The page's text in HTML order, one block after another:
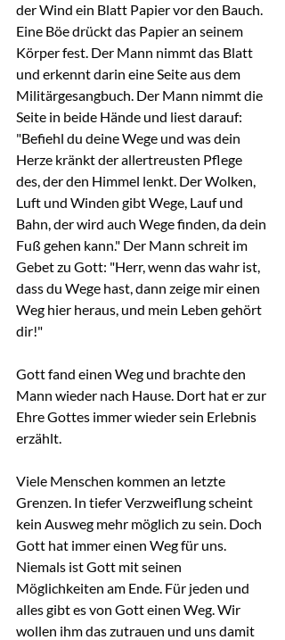
der Wind ein Blatt Papier vor den Bauch.
Eine Böe drückt das Papier an seinem
Körper fest. Der Mann nimmt das Blatt
und erkennt darin eine Seite aus dem
Militärgesangbuch. Der Mann nimmt die
Seite in beide Hände und liest darauf:
"Befiehl du deine Wege und was dein
Herze kränkt der allertreusten Pflege
des, der den Himmel lenkt. Der Wolken,
Luft und Winden gibt Wege, Lauf und
Bahn, der wird auch Wege finden, da dein
Fuß gehen kann." Der Mann schreit im
Gebet zu Gott: "Herr, wenn das wahr ist,
dass du Wege hast, dann zeige mir einen
Weg hier heraus, und mein Leben gehört
dir!"
Gott fand einen Weg und brachte den
Mann wieder nach Hause. Dort hat er zur
Ehre Gottes immer wieder sein Erlebnis
erzählt.
Viele Menschen kommen an letzte
Grenzen. In tiefer Verzweiflung scheint
kein Ausweg mehr möglich zu sein. Doch
Gott hat immer einen Weg für uns.
Niemals ist Gott mit seinen
Möglichkeiten am Ende. Für jeden und
alles gibt es von Gott einen Weg. Wir
wollen ihm das zutrauen und uns damit